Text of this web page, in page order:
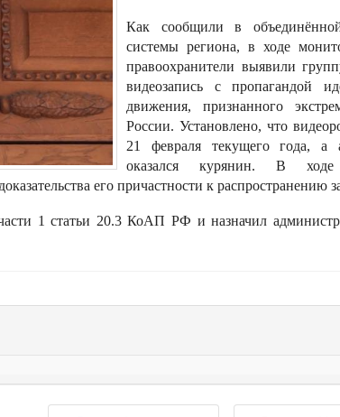
Как сообщили в
системы региона, в ходе
правоохранители выявили
видеозапись с пропагандой
движения, признанного
России. Установлено, что
21 февраля текущего года, а
оказался курянин. В ходе
его причастности к распространению
1 статьи 20.3 КоАП РФ и назначил